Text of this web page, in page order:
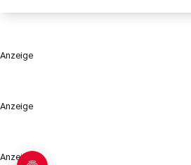
Anzeige
Anzeige
Anzeige